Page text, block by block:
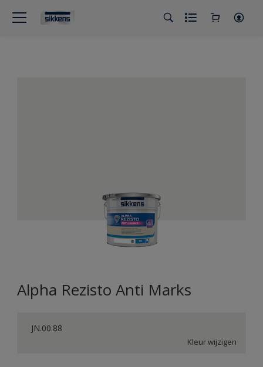
Alpha Rezisto Anti Marks
JN.00.88
Kleur wijzigen